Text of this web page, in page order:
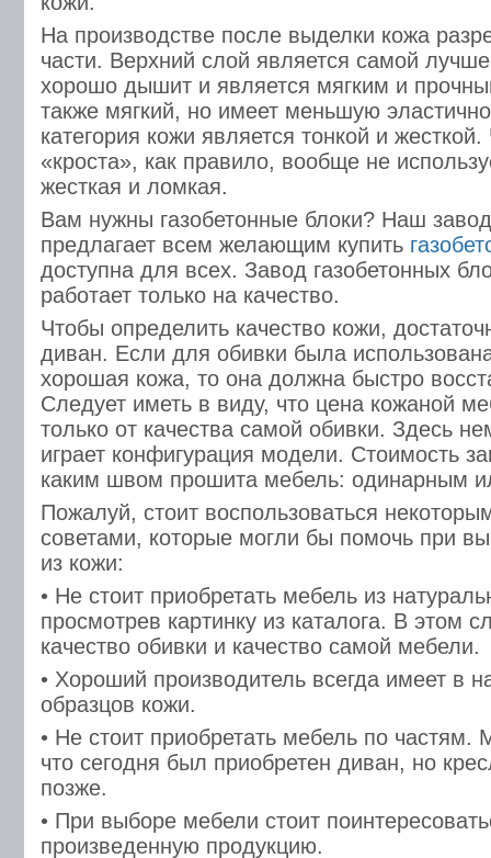
На производстве после выделки кожа
части. Верхний слой является самой
хорошо дышит и является мягким и
также мягкий, но имеет меньшую
категория кожи является тонкой и жесткой.
«кроста», как правило, вообще не
жесткая и ломкая.
Вам нужны газобетонные блоки? Наш завод
предлагает всем желающим купить
доступна для всех. Завод газобетонных
работает только на качество.
Чтобы определить качество кожи,
диван. Если для обивки была
хорошая кожа, то она должна быстро
Следует иметь в виду, что цена кожаной
только от качества самой обивки. Здесь
играет конфигурация модели. Стоимость
каким швом прошита мебель: одинарным
Пожалуй, стоит воспользоваться
советами, которые могли бы помочь при
из кожи:
• Не стоит приобретать мебель из
просмотрев картинку из каталога. В этом
качество обивки и качество самой мебели.
• Хороший производитель всегда имеет в
образцов кожи.
• Не стоит приобретать мебель по частям.
что сегодня был приобретен диван, но
позже.
• При выборе мебели стоит
произведенную продукцию.